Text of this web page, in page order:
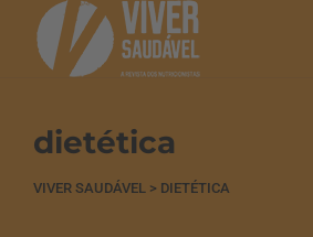
dietética
VIVER SAUDÁVEL > DIETÉTICA